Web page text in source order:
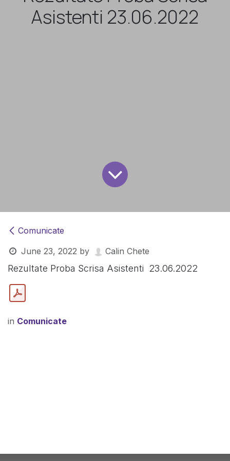
Asistenti 23.06.2022
Comunicate
June 23, 2022 by Calin Chete
Rezultate Proba Scrisa Asistenti 23.06.2022
in Comunicate